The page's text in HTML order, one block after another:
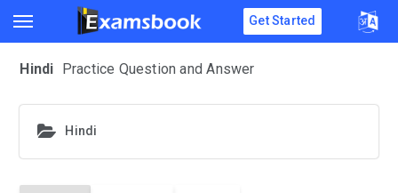
Get Started
Hindi Practice Question and Answer
Hindi